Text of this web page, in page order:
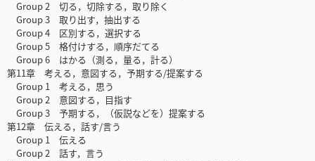
Group 2 切る，切除する，取り除く
Group 3 取り出す，抽出する
Group 4 区別する，選択する
Group 5 格付けする，順序だてる
Group 6 はかる（測る，量る，計る）
第11章 考える，意図する，予期する/提案する
Group 1 考える，思う
Group 2 意図する，目指す
Group 3 予期する，（仮説などを）提案する
第12章 伝える，話す/言う
Group 1 伝える
Group 2 話す，言う